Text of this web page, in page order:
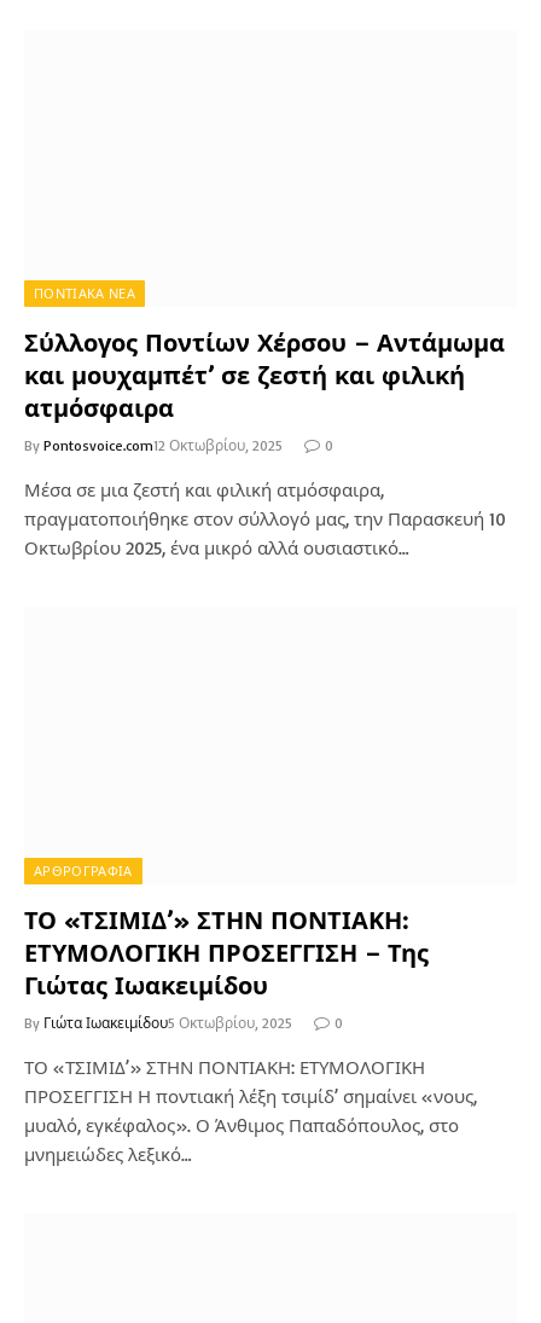
ΠΟΝΤΙΑΚΑ ΝΕΑ
Σύλλογος Ποντίων Χέρσου – Αντάμωμα
και μουχαμπέτ’ σε ζεστή και φιλική
ατμόσφαιρα
By Pontosvoice.com12 Οκτωβρίου, 2025 0
Μέσα σε μια ζεστή και φιλική ατμόσφαιρα,
πραγματοποιήθηκε στον σύλλογό μας, την Παρασκευή 10
Οκτωβρίου 2025, ένα μικρό αλλά ουσιαστικό…
ΑΡΘΡΟΓΡΑΦΙΑ
ΤΟ «ΤΣΙΜΙΔ’» ΣΤΗΝ ΠΟΝΤΙΑΚΗ:
ΕΤΥΜΟΛΟΓΙΚΗ ΠΡΟΣΕΓΓΙΣΗ – Της
Γιώτας Ιωακειμίδου
By Γιώτα Ιωακειμίδου5 Οκτωβρίου, 2025 0
ΤΟ «ΤΣΙΜΙΔ’» ΣΤΗΝ ΠΟΝΤΙΑΚΗ: ΕΤΥΜΟΛΟΓΙΚΗ
ΠΡΟΣΕΓΓΙΣΗ Η ποντιακή λέξη τσιμίδ’ σημαίνει «νους,
μυαλό, εγκέφαλος». Ο Άνθιμος Παπαδόπουλος, στο
μνημειώδες λεξικό…